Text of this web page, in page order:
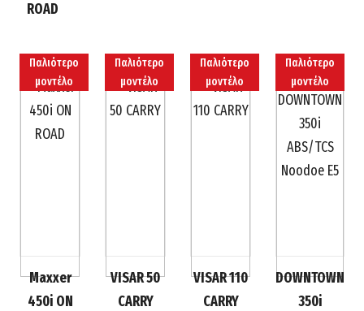
ROAD
Παλιότερο
μοντέλο
Maxxer
450i ON
Παλιότερο
μοντέλο
VISAR 50
CARRY
Παλιότερο
μοντέλο
VISAR 110
CARRY
Παλιότερο
μοντέλο
DOWNTOWN
350i